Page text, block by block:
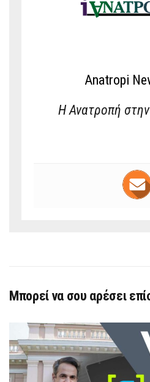
Anatropi
Η Ανατροπή
Μπορεί να σου αρέσει